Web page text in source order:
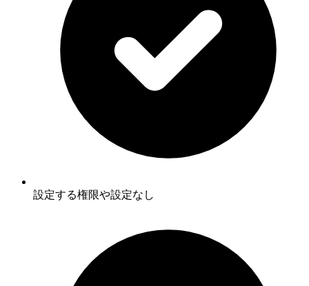
設定する権限や設定なし